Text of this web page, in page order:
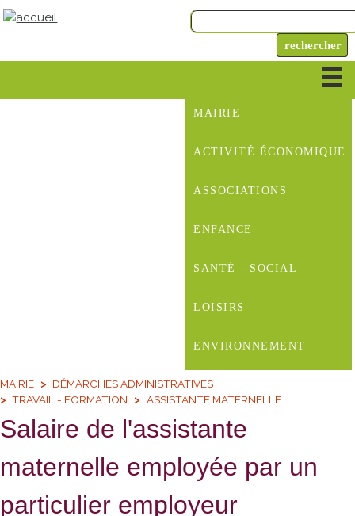
MAIRIE
ACTIVITÉ ÉCONOMIQUE
ASSOCIATIONS
ENFANCE
SANTÉ - SOCIAL
LOISIRS
ENVIRONNEMENT
MAIRIE
DÉMARCHES ADMINISTRATIVES
TRAVAIL - FORMATION
ASSISTANTE MATERNELLE
Salaire de l'assistante
maternelle employée par un
particulier employeur